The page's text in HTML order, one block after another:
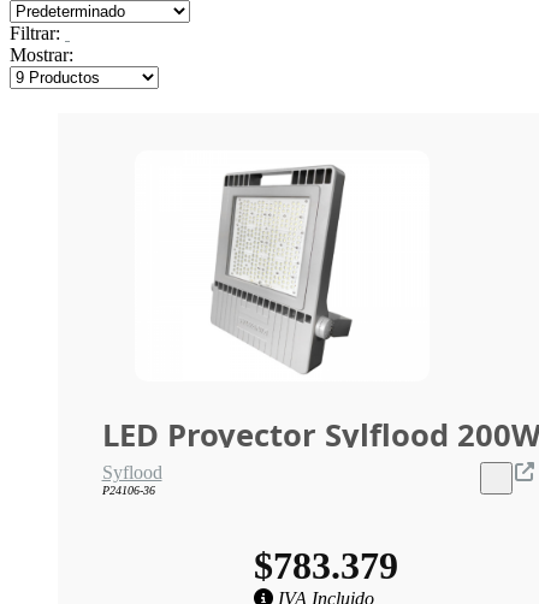
Filtrar:
Mostrar:
LED Proyector Sylflood
Syflood
P24106-36
$783.379
IVA Incluido